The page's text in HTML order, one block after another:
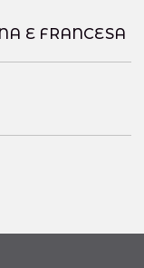
E FRANCESA